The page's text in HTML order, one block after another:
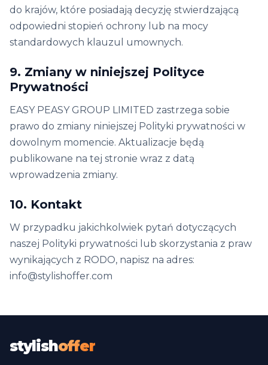
do krajów, które posiadają decyzję stwierdzającą
odpowiedni stopień ochrony lub na mocy
standardowych klauzul umownych.
9. Zmiany w niniejszej Polityce
Prywatności
EASY PEASY GROUP LIMITED zastrzega sobie
prawo do zmiany niniejszej Polityki prywatności w
dowolnym momencie. Aktualizacje będą
publikowane na tej stronie wraz z datą
wprowadzenia zmiany.
10. Kontakt
W przypadku jakichkolwiek pytań dotyczących
naszej Polityki prywatności lub skorzystania z praw
wynikających z RODO, napisz na adres:
info@stylishoffer.com
stylishoffer